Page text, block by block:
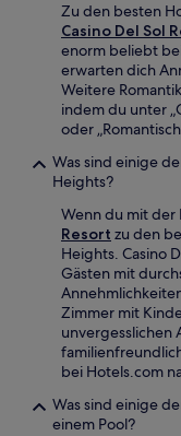
Zu den besten
Casino Del Sol
enorm beliebt
erwarten dich
Weitere
indem du unter
oder
Was sind einige
Heights?
Wenn du mit der
Resort zu den
Heights. Casino
Gästen mit
Zimmer mit
unvergesslichen
bei Hotels.com
Was sind einige
einem Pool?